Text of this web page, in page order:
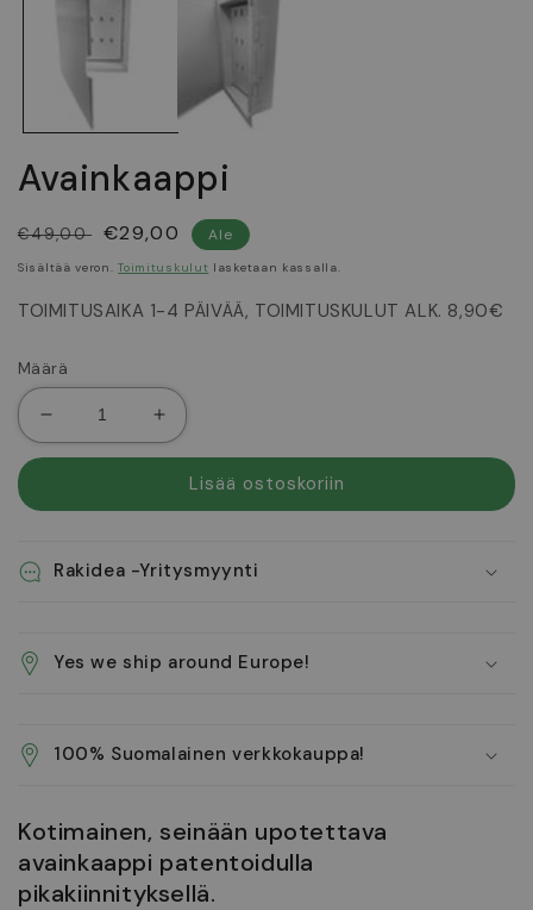
Avainkaappi
Normaalihinta
€49,00 Myyntihinta
€29,00 Ale
Sisältää veron.Toimituskulut lasketaan kassalla.
TOIMITUSAIKA 1-4 PÄIVÄÄ, TOIMITUSKULUT ALK. 8,90€
Määrä
Vähennä
tuotteen
Lisää
tuotteen
Avainkaappi
Lisää ostoskoriin
Rakidea -Yritysmyynti
Yes we ship around Europe!
100% Suomalainen verkkokauppa!
Kotimainen, seinään upotettava
avainkaappi patentoidulla
pikakiinnityksellä.